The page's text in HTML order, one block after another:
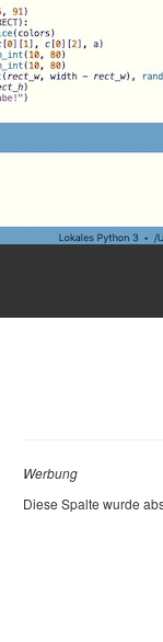
Werbung
Diese Spalte wurde